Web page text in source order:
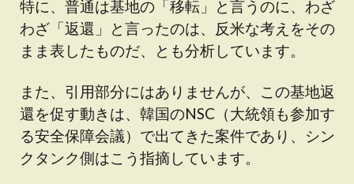
特に、普通は基地の「移転」と言うのに、わざ
わざ「返還」と言ったのは、反米な考えをその
まま表したものだ、とも分析しています。
また、引用部分にはありませんが、この基地返
還を促す動きは、韓国のNSC（大統領も参加す
る安全保障会議）で出てきた案件であり、シン
クタンク側はこう指摘しています。